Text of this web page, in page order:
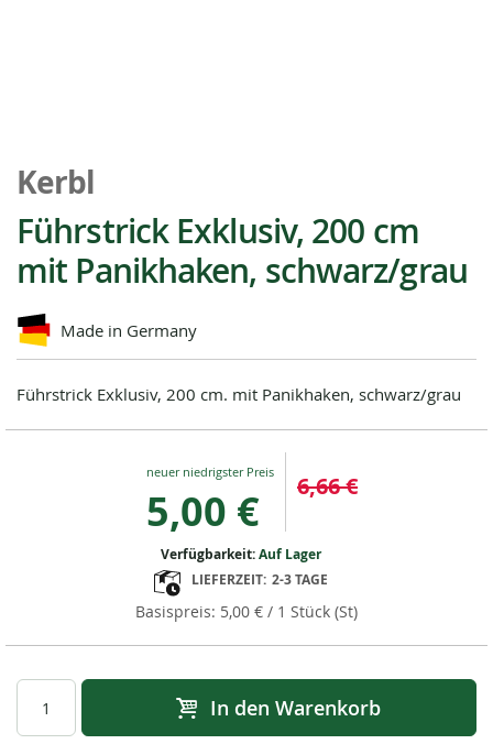
Anfang
der
Bildgalerie
springen
Kerbl
Führstrick Exklusiv, 200 cm
mit Panikhaken, schwarz/grau
Made in Germany
Führstrick Exklusiv, 200 cm. mit Panikhaken, schwarz/grau
Special
5,00 € 6,66 €
5,00 € / 1 Stück (St)
Verfügbarkeit:Auf Lager
LIEFERZEIT: 2-3 TAGE
In den Warenkorb